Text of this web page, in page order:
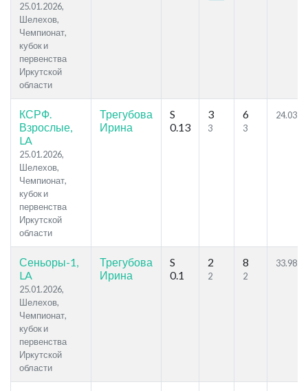
25.01.2026,
Шелехов,
Чемпионат,
кубок и
первенства
Иркутской
области
КСРФ.
Взрослые,
LA
25.01.2026,
Шелехов,
Чемпионат,
кубок и
первенства
Иркутской
области
Трегубова
Ирина
S
0.13
3
3
6
3
24.03
Сеньоры-1,
LA
25.01.2026,
Шелехов,
Чемпионат,
кубок и
первенства
Иркутской
области
Трегубова
Ирина
S
0.1
2
2
8
2
33.98